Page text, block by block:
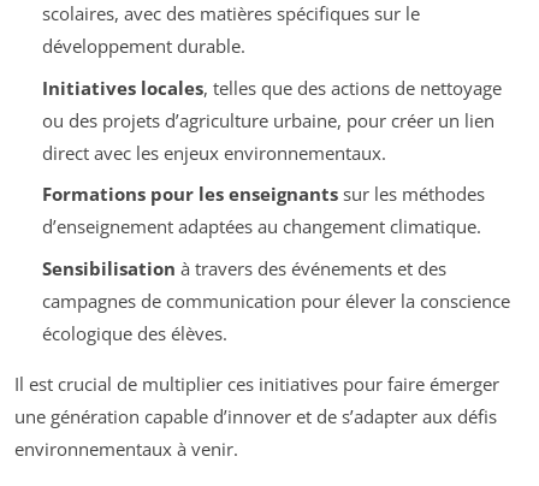
scolaires, avec des matières spécifiques sur le
développement durable.
Initiatives locales, telles que des actions de nettoyage
ou des projets d’agriculture urbaine, pour créer un lien
direct avec les enjeux environnementaux.
Formations pour les enseignantssur les méthodes
d’enseignement adaptées au changement climatique.
Sensibilisation à travers des événements et des
campagnes de communication pour élever la conscience
écologique des élèves.
Il est crucial de multiplier ces initiatives pour faire émerger
une génération capable d’innover et de s’adapter aux défis
environnementaux à venir.